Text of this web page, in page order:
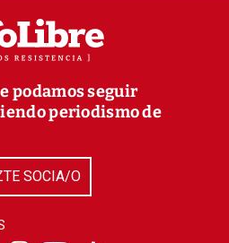
podamos seguir
periodismo de
SOCIA/O